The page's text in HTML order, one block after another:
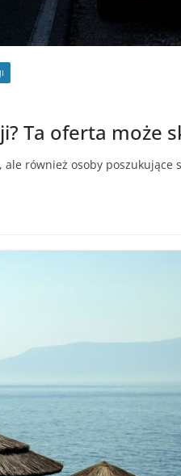
Ta oferta może
również osoby